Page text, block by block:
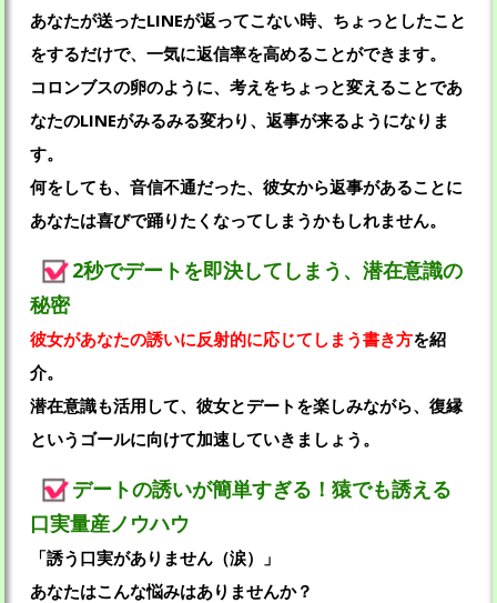
あなたが送ったLINEが返ってこない時、ちょっとしたこと
をするだけで、一気に返信率を高めることができます。
コロンブスの卵のように、考えをちょっと変えることであ
なたのLINEがみるみる変わり、返事が来るようになりま
す。
何をしても、音信不通だった、彼女から返事があることに
あなたは喜びで踊りたくなってしまうかもしれません。
2秒でデートを即決してしまう、潜在意識の
秘密
彼女があなたの誘いに反射的に応じてしまう書き方を紹
介。
潜在意識も活用して、彼女とデートを楽しみながら、復縁
というゴールに向けて加速していきましょう。
デートの誘いが簡単すぎる！猿でも誘える
口実量産ノウハウ
「誘う口実がありません（涙）」
あなたはこんな悩みはありませんか？